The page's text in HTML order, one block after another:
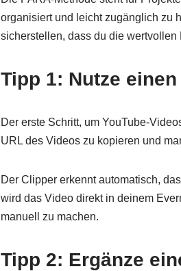
organisiert und leicht zugänglich zu
sicherstellen, dass du die
Tipp 1: Nutze
Der erste Schritt, um YouTube-
URL des Videos zu kopieren und
Der Clipper erkennt automatisch,
wird das Video direkt in deinem
manuell zu machen.
Tipp 2: Ergänze